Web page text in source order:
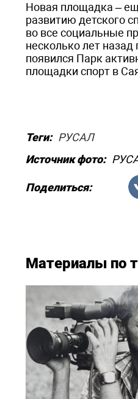
Новая площадка –
развитию детского
во все социальные
несколько лет
появился Парк
площадки спорт в
Теги: РУСАЛ
Источник фото:
Поделиться:
Материалы по